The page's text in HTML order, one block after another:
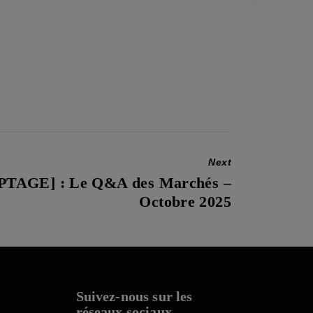
Next
: Le Q&A des Marchés –
Octobre 2025
Suivez-nous sur les